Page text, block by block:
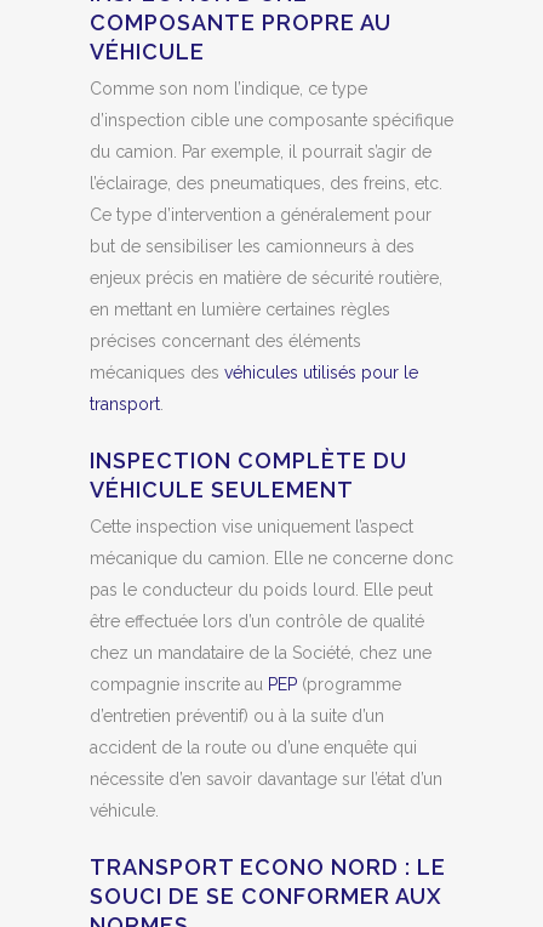
COMPOSANTE PROPRE AU
VÉHICULE
Comme son nom l’indique, ce type
d’inspection cible une composante spécifique
du camion. Par exemple, il pourrait s’agir de
l’éclairage, des pneumatiques, des freins, etc.
Ce type d’intervention a généralement pour
but de sensibiliser les camionneurs à des
enjeux précis en matière de sécurité routière,
en mettant en lumière certaines règles
précises concernant des éléments
mécaniques des véhicules utilisés pour le
transport
INSPECTION COMPLÈTE DU
VÉHICULE SEULEMENT
Cette inspection vise uniquement l’aspect
mécanique du camion. Elle ne concerne donc
pas le conducteur du poids lourd. Elle peut
être effectuée lors d’un contrôle de qualité
chez un mandataire de la Société, chez une
compagnie inscrite au PEP (programme
d’entretien préventif) ou à la suite d’un
accident de la route ou d’une enquête qui
nécessite d’en savoir davantage sur l’état d’un
véhicule.
TRANSPORT ECONO NORD : LE
SOUCI DE SE CONFORMER AUX